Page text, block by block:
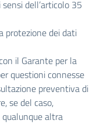
dell’articolo 35
protezione dei dati
il Garante per la
questioni connesse
preventiva di
se del caso,
altra